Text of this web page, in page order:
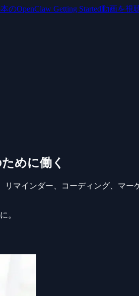
OpenClaw Getting Started動画を視
めに働く
マインダー、コーディング、マ
。